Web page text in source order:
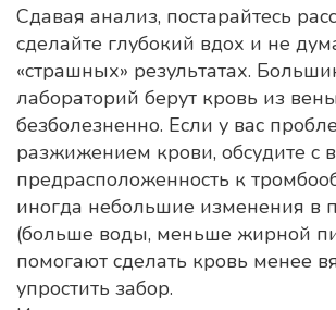
Сдавая анализ, постарайтесь
сделайте глубокий вдох и не
«страшных» результатах.
лабораторий берут кровь из
безболезненно. Если у вас
разжижением крови, обсудите с
предрасположенность к
иногда небольшие изменения в
(больше воды, меньше жирной
помогают сделать кровь менее
упростить забор.